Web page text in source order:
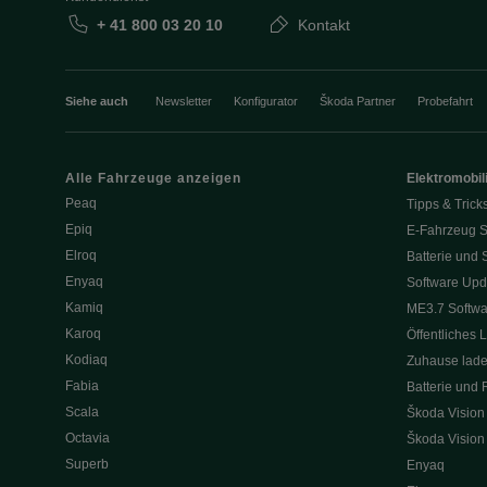
+ 41 800 03 20 10 Kontakt
Siehe auch Newsletter Konfigurator Škoda Partner Probefahrt
Alle Fahrzeuge anzeigen
Peaq
Epiq
Elroq
Enyaq
Kamiq
Karoq
Kodiaq
Fabia
Scala
Octavia
Superb
Tipps &
E-Fahrzeug
Batterie und
Software
ME3.7
Öffentliches
Zuhause
Batterie und
Škoda Vision
Škoda Vision
Enyaq